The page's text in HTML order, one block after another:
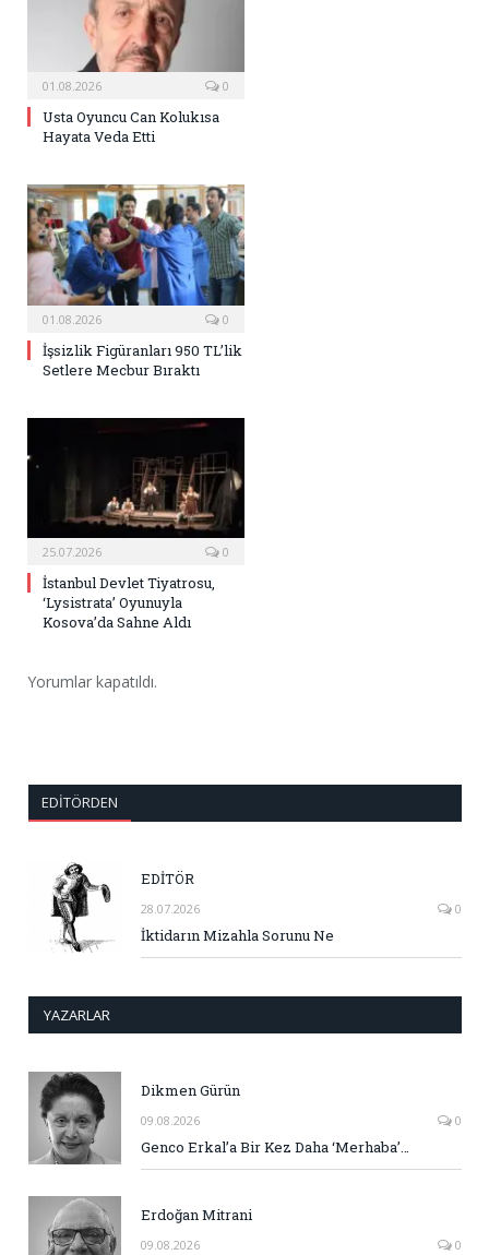
01.08.2026 0
Usta Oyuncu Can Kolukısa
Hayata Veda Etti
01.08.2026 0
İşsizlik Figüranları 950 TL’lik
Setlere Mecbur Bıraktı
25.07.2026 0
İstanbul Devlet Tiyatrosu,
‘Lysistrata’ Oyunuyla
Kosova’da Sahne Aldı
Yorumlar kapatıldı.
EDITÖRDEN
EDİTÖR
28.07.2026 0
İktidarın Mizahla Sorunu Ne
YAZARLAR
Dikmen Gürün
09.08.2026 0
Genco Erkal’a Bir Kez Daha ‘Merhaba’…
Erdoğan Mitrani
09.08.2026 0